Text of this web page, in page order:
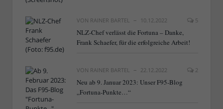
VON RAINER BARTEL 10.12.2022 5
NLZ-Chef verlässt die Fortuna – Danke,
Frank Schaefer, für die erfolgreiche Arbeit!
VON RAINER BARTEL 22.12.2022 2
Neu ab 9. Januar 2023: Unser F95-Blog
„Fortuna-Punkte…“